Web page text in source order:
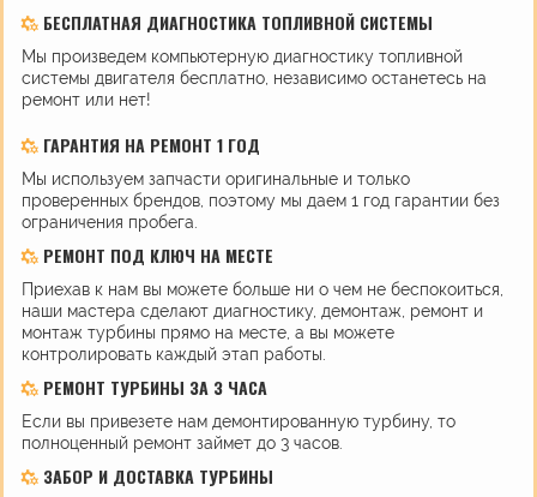
БЕСПЛАТНАЯ ДИАГНОСТИКА ТОПЛИВНОЙ СИСТЕМЫ
Мы произведем компьютерную диагностику топливной
системы двигателя бесплатно, независимо останетесь на
ремонт или нет!
ГАРАНТИЯ НА РЕМОНТ 1 ГОД
Мы используем запчасти оригинальные и только
проверенных брендов, поэтому мы даем 1 год гарантии без
ограничения пробега.
РЕМОНТ ПОД КЛЮЧ НА МЕСТЕ
Приехав к нам вы можете больше ни о чем не беспокоиться,
наши мастера сделают диагностику, демонтаж, ремонт и
монтаж турбины прямо на месте, а вы можете
контролировать каждый этап работы.
РЕМОНТ ТУРБИНЫ ЗА 3 ЧАСА
Если вы привезете нам демонтированную турбину, то
полноценный ремонт займет до 3 часов.
ЗАБОР И ДОСТАВКА ТУРБИНЫ